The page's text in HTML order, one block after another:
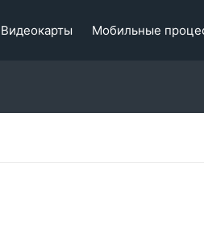
Видеокарты Мобильные